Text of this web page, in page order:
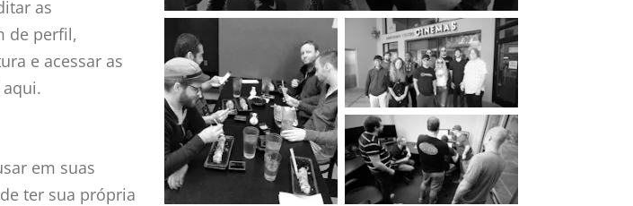
as
de perfil,
e acessar as
em suas
ter sua própria